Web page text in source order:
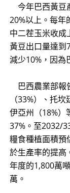
今年巴西黃豆
20%以上。每年
中二茬玉米收成
黃豆出口量達到
減少10%，因為
巴西農業部報
（33%）、托
伊亞州（18%）
37%。至2032/
糧食種植面積預
於生產率的提高
年度的1,800萬
萬。